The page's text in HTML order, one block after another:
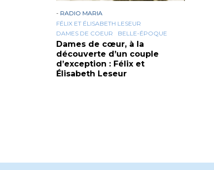
- RADIO MARIA
FÉLIX ET ÉLISABETH LESEUR
DAMES DE COEUR
BELLE-ÉPOQUE
Dames de cœur, à la
découverte d’un couple
d’exception : Félix et
Élisabeth Leseur